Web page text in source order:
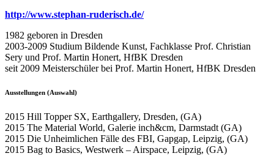
http://www.stephan-ruderisch.de/
1982 geboren in Dresden
2003-2009 Studium Bildende Kunst, Fachklasse Prof. Christian
Sery und Prof. Martin Honert, HfBK Dresden
seit 2009 Meisterschüler bei Prof. Martin Honert, HfBK Dresden
Ausstellungen (Auswahl)
2015 Hill Topper SX, Earthgallery, Dresden, (GA)
2015 The Material World, Galerie inch&cm, Darmstadt (GA)
2015 Die Unheimlichen Fälle des FBI, Gapgap, Leipzig, (GA)
2015 Bag to Basics, Westwerk – Airspace, Leipzig, (GA)